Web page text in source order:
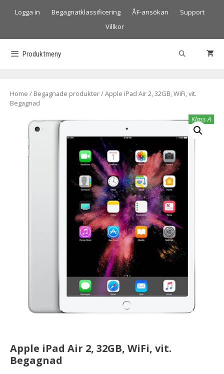
Logga in Begagnatklassificering ÅF-ansökan
Support
Villkor
Produktmeny
Home / Begagnade produkter/ Apple iPad Air 2, 32GB, WiFi, vit.
Begagnad
Apple iPad Air 2, 32GB, WiFi, vit.
Begagnad
Klass A